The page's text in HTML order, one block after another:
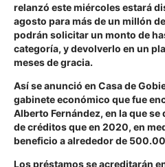
relanzó este miércoles estará
agosto para más de un millón
podrán solicitar un monto de
categoría, y devolverlo en un
meses de gracia.
Así se anunció en Casa de
gabinete económico que fue
Alberto Fernández, en la que
de créditos que en 2020, en
beneficio a alrededor de
Los préstamos se acreditarán